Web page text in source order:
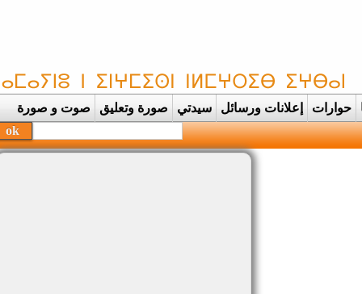
حوارات إعلانات ورسائل سيدتي صورة وتعليق صوت و صورة